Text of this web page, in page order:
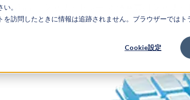
。
訪問したときに情報は追跡されません。ブラウザーでは
Cookie設定
耗品